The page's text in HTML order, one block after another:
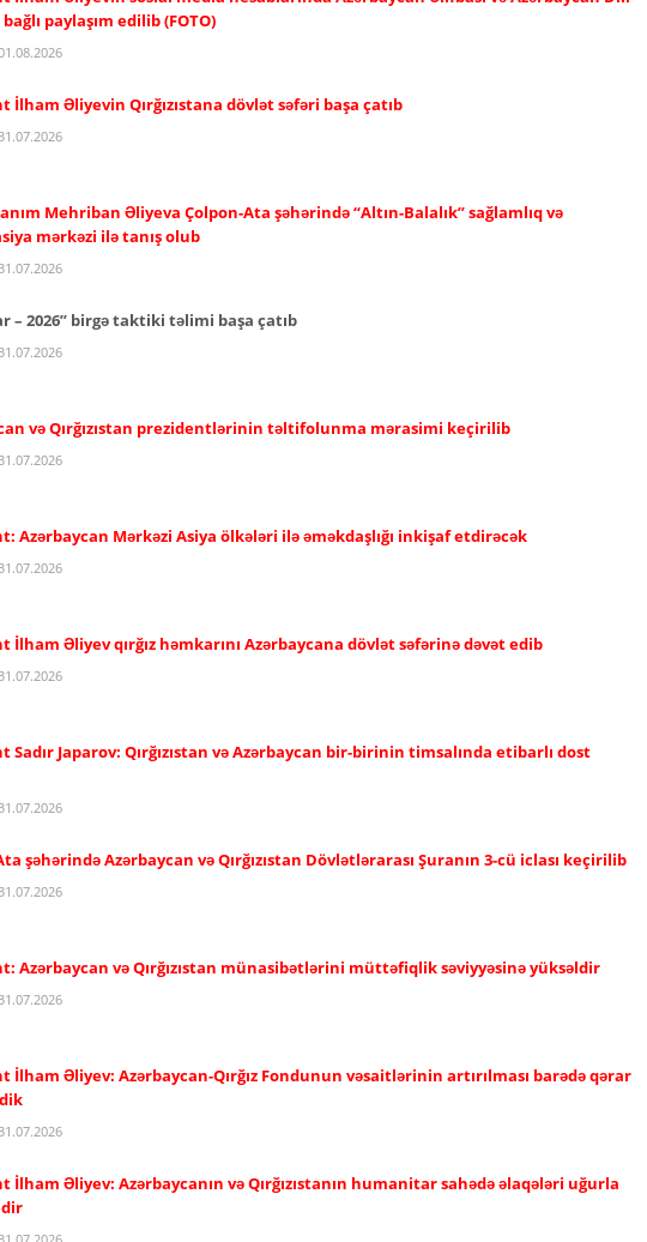
paylaşım edilib (FOTO)
İlham Əliyevin Qırğızıstana dövlət səfəri başa çatıb
Mehriban Əliyeva Çolpon-Ata şəhərində “Altın-Balalık” sağlamlıq və
mərkəzi ilə tanış olub
– 2026” birgə taktiki təlimi başa çatıb
və Qırğızıstan prezidentlərinin təltifolunma mərasimi keçirilib
Azərbaycan Mərkəzi Asiya ölkələri ilə əməkdaşlığı inkişaf etdirəcək
İlham Əliyev qırğız həmkarını Azərbaycana dövlət səfərinə dəvət edib
Sadır Japarov: Qırğızıstan və Azərbaycan bir-birinin timsalında etibarlı dost
şəhərində Azərbaycan və Qırğızıstan Dövlətlərarası Şuranın 3-cü iclası keçirilib
Azərbaycan və Qırğızıstan münasibətlərini müttəfiqlik səviyyəsinə yüksəldir
İlham Əliyev: Azərbaycan-Qırğız Fondunun vəsaitlərinin artırılması barədə qərar
İlham Əliyev: Azərbaycanın və Qırğızıstanın humanitar sahədə əlaqələri uğurla